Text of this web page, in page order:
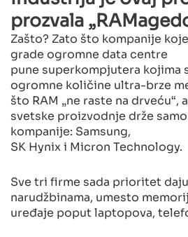
prozvala
Zašto? Zato što kompanije
grade ogromne data centre
pune superkompjutera kojima
ogromne količine ultra-brze
što RAM „ne raste na drveću“,
svetske proizvodnje drže
kompanije: Samsung,
SK Hynix i Micron Technology.
Sve tri firme sada prioritet
narudžbinama, umesto
uređaje poput laptopova,